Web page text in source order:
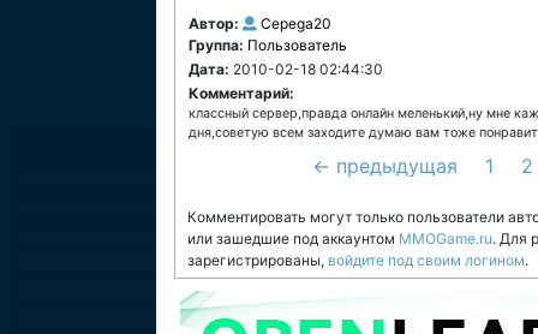
Автор:
Cepega20
Группа: Пользователь
Дата: 2010-02-18 02:44:30
Комментарий:
классный сервер,правда онлайн меленький,ну мне
дня,советую всем заходите думаю вам тоже
← предыдущая 1 2
Комментировать могут только пользователи
или зашедшие под аккаунтом MMOGame.ru. Для
зарегистрированы, войдите под своим логином.